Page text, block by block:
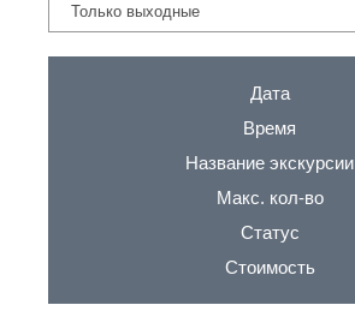
Только выходные
Дата
Время
Название экскурсии
Макс. кол-во
Статус
Стоимость